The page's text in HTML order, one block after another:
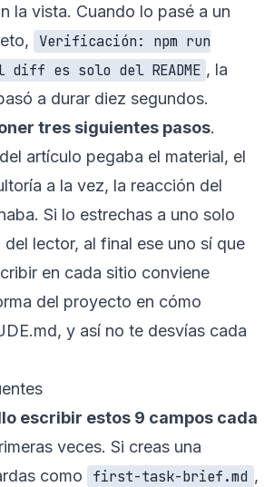
la vista. Cuando lo pasé a un
Verificación: npm run
es solo del README , la
a durar diez segundos.
tres siguientes pasos.
artículo pegaba el material, el
a la vez, la reacción del
Si lo estrechas a uno solo
lector, al final ese uno sí que
en cada sitio conviene
del proyecto en cómo
, y así no te desvías cada
escribir estos 9 campos cada
veces. Si creas una
como
first-task-brief.md ,